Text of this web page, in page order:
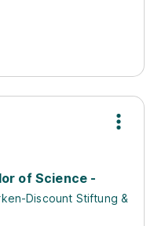
of Science -
Discount Stiftung &